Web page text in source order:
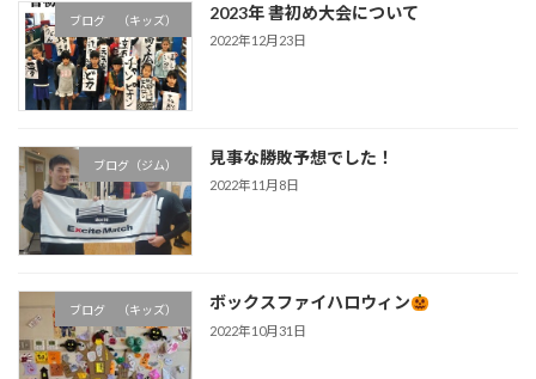
ブログ （キッズ） 2023年 書初め大会について
2022年12月23日
ブログ（ジム） 見事な勝敗予想でした！
2022年11月8日
ブログ （キッズ） ボックスファイハロウィン
2022年10月31日